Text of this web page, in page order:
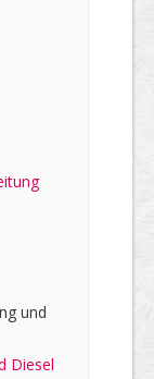
und
Diesel